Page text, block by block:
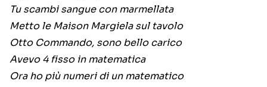
Tu scambi sangue con marmellata
Metto le Maison Margiela sul tavolo
Otto Commando, sono bello carico
Avevo 4 fisso in matematica
Ora ho più numeri di un matematico